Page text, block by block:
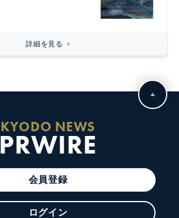
詳細を見る
KYODO NEWS
PRWIRE
会員登録
ログイン